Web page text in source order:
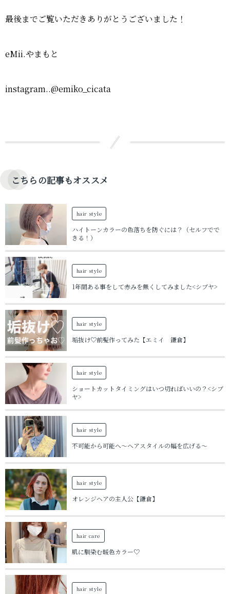
最後までご覧いただきありがとうございました！
eMii.やまもと
instagram..@emiko_cicata
こちらの記事もオススメ
hair style
ハイトーンカラーの色落ちを防ぐには？（セルフでで
きる！）
hair style
1年間ある事をして赤みを無くしてみました<シブヤ>
hair style
垢抜け♡前髪作ってみた【エミイ 鎌倉】
hair style
ショートカットタイミングはいつ切ればいいの？<シブ
ヤ>
hair style
不可能から可能へ〜ヘアスタイルの幅を広げる〜
hair style
オレンジヘアの主人公【鎌倉】
hair care
肌に馴染む暖色カラー♡
hair style